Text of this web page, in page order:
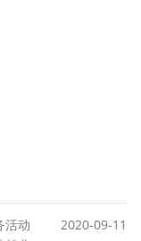
活动
2020-09-11